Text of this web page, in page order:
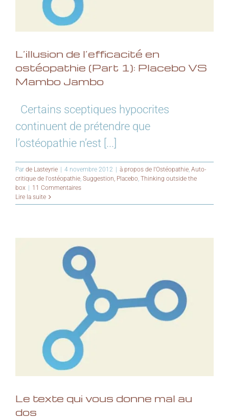
L’illusion de l’efficacité en
ostéopathie (Part 1): Placebo VS
Mambo Jambo
Certains sceptiques hypocrites
continuent de prétendre que
l’ostéopathie n’est [...]
Par de Lasteyrie | 4 novembre 2012 | à propos de l'Ostéopathie, Auto-
critique de l'ostéopathie, Suggestion, Placebo, Thinking outside the
box | 11 Commentaires
Lire la suite
Le texte qui vous donne mal au
dos